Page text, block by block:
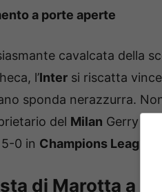
a porte aperte
cavalcata della
l’Inter si riscatta
sponda nerazzurra.
del Milan Gerry
0 in Champions League
di Marotta a